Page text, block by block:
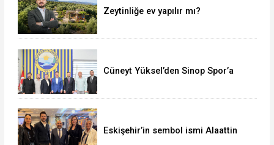
Zeytinliğe ev yapılır mı?
Cüneyt Yüksel’den Sinop Spor’a
Eskişehir’in sembol ismi Alaattin